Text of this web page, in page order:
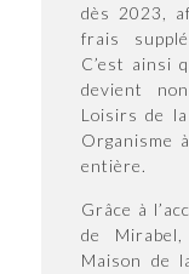
dès 2023,
frais
C’est ainsi
devient
Loisirs de
Organisme
entière.
Grâce à
de
Maison de